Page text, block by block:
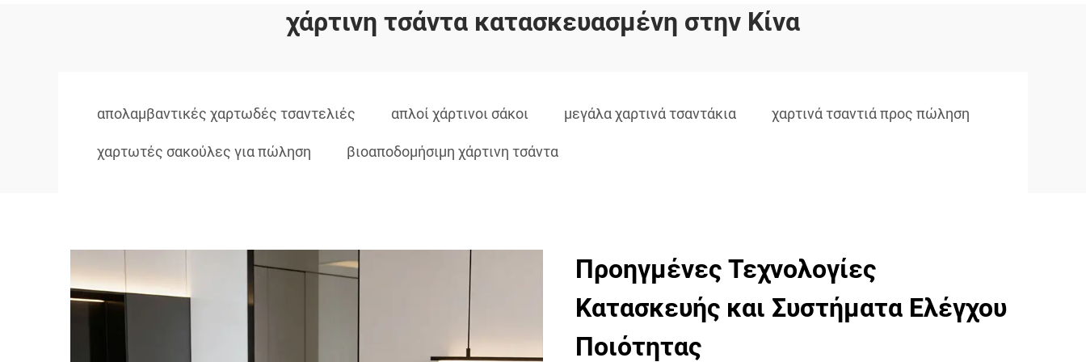
χάρτινη τσάντα κατασκευασμένη στην Κίνα
απολαμβαντικές χαρτωδές τσαντελιές απλοί χάρτινοι σάκοι μεγάλα χαρτινά τσαντάκια χαρτινά τσαντιά προς πώληση
χαρτωτές σακούλες για πώληση βιοαποδομήσιμη χάρτινη τσάντα
Προηγμένες Τεχνολογίες
Κατασκευής και Συστήματα Ελέγχου
Ποιότητας